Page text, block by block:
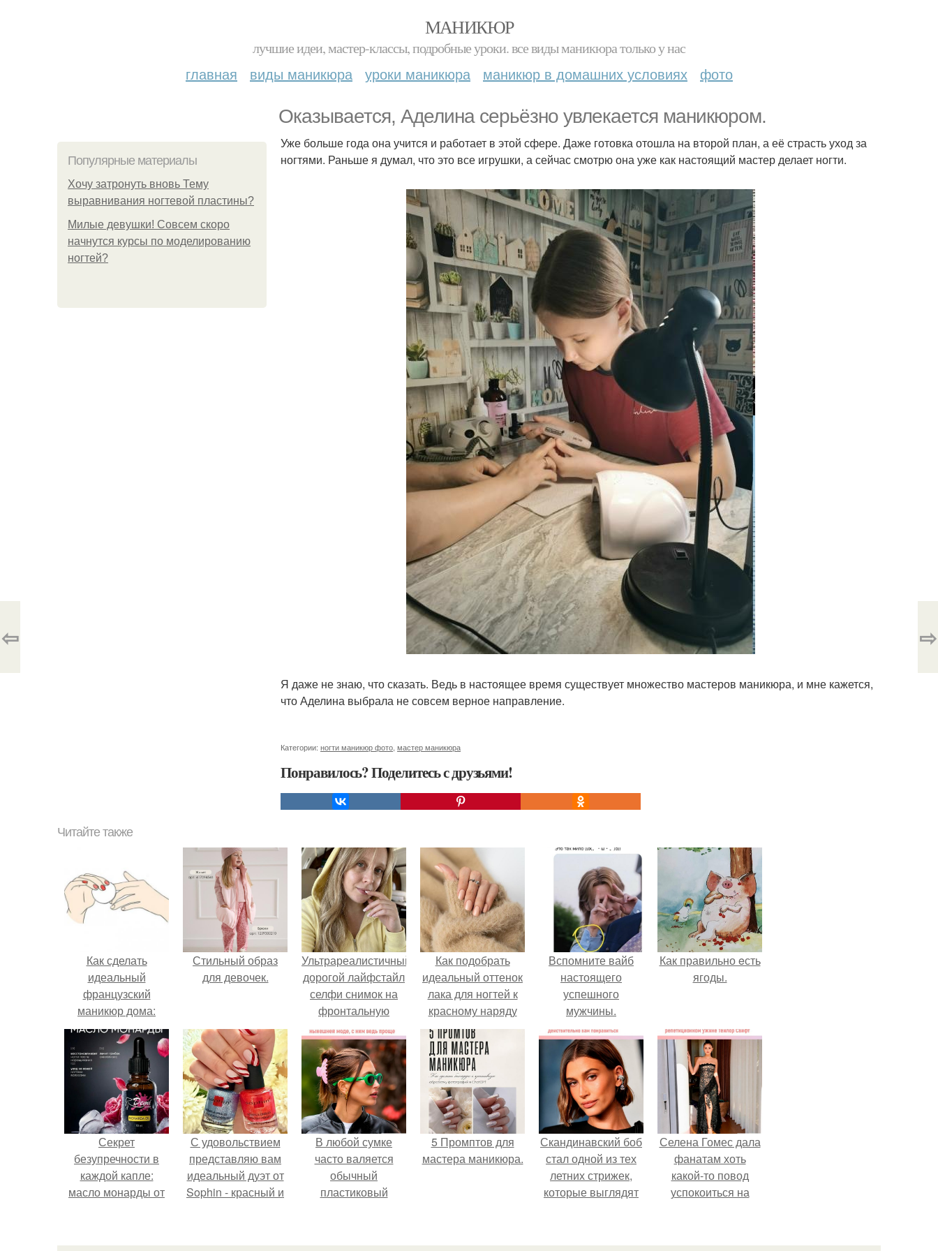
МАНИКЮР
лучшие идеи, мастер-классы, подробные уроки. все виды маникюра только у нас
главная виды маникюра уроки маникюра маникюр в домашних условиях фото
Оказывается, Аделина серьёзно увлекается маникюром.
Популярные материалы
Хочу затронуть вновь Тему
выравнивания ногтевой пластины?
Милые девушки! Совсем скоро
начнутся курсы по моделированию
ногтей?
Уже больше года она учится и работает в этой сфере. Даже готовка отошла на второй план, а её страсть уход за
ногтями. Раньше я думал, что это все игрушки, а сейчас смотрю она уже как настоящий мастер делает ногти.
Я даже не знаю, что сказать. Ведь в настоящее время существует множество мастеров маникюра, и мне кажется,
что Аделина выбрала не совсем верное направление.
Категории: ногти маникюр фото мастер маникюра
Понравилось? Поделитесь с друзьями!
⇦ ⇨
Читайте также
Как сделать
идеальный
французский
маникюр дома:
необходимые
приспособления
Стильный образ
для девочек.
Ультрареалистичный
дорогой лайфстайл
селфи снимок на
фронтальную
камеру.
Как подобрать
идеальный оттенок
лака для ногтей к
красному наряду
Вспомните вайб
настоящего
успешного
мужчины.
Как правильно eсть
ягоды.
Секрет
безупречности в
каждой капле:
масло монарды от
С удовольствием
представляю вам
идеальный дуэт от
Sophin - красный и
номер 0262.
В любой сумке
часто валяется
обычный
пластиковый
5 Промптов для
мастера маникюра.
Скандинавский боб
стал одной из тех
летних стрижек,
которые выглядят
Селена Гомес дала
фанатам хоть
какой-то повод
успокоиться на
свадьбе Тейлор